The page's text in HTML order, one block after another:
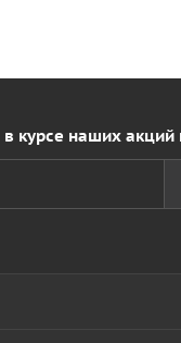
в курсе наших акций